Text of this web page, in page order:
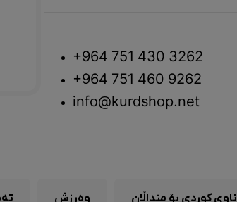
+964 751 430 3262
+964 751 460 9262
info@kurdshop.net
ناوی کوردی بۆ منداڵان وەرزش